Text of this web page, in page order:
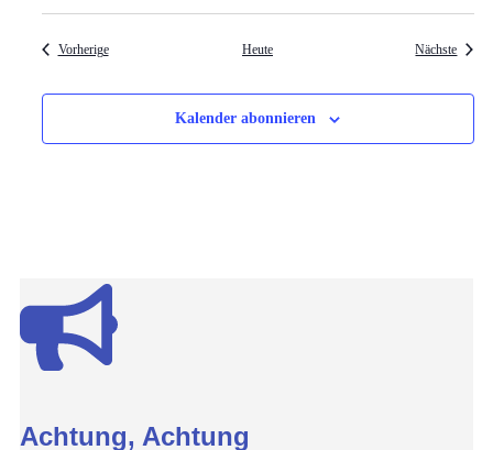
VorherigeVeranstaltungen Heute Nächste
Kalender abonnieren
Achtung, Achtung